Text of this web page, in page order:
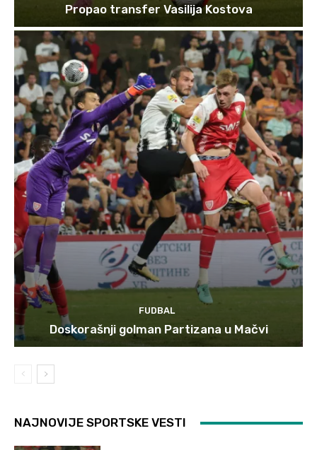
Propao transfer Vasilija Kostova
FUDBAL
Doskorašnji golman Partizana u Mačvi
NAJNOVIJE SPORTSKE VESTI